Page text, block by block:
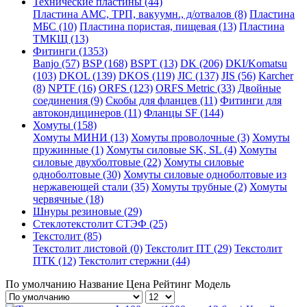
Пластина АМС, ТРП, вакуумн., д/отвалов (8) Пластина
МБС (10) Пластина пористая, пищевая (13) Пластина
ТМКЩ (13)
Фитинги (1353)
Banjo (57) BSP (168) BSPT (13) DK (206) DKI/Komatsu
(103) DKOL (139) DKOS (119) JIC (137) JIS (56) Karcher
(8) NPTF (16) ORFS (123) ORFS Metric (33) Двойные
соединения (9) Скобы для фланцев (11) Фитинги для
автокондицинеров (11) Фланцы SF (144)
Хомуты (158)
Хомуты МИНИ (13) Хомуты проволочные (3) Хомуты
пружинные (1) Хомуты силовые SK, SL (4) Хомуты
силовые двухболтовые (22) Хомуты силовые
одноболтовые (30) Хомуты силовые одноболтовые из
нержавеющей стали (35) Хомуты трубные (2) Хомуты
червячные (18)
Шнуры резиновые (29)
Стеклотекстолит СТЭФ (25)
Текстолит (85)
Текстолит листовой (0) Текстолит ПТ (29) Текстолит
ПТК (12) Текстолит стержни (44)
По умолчанию Название Цена Рейтинг Модель